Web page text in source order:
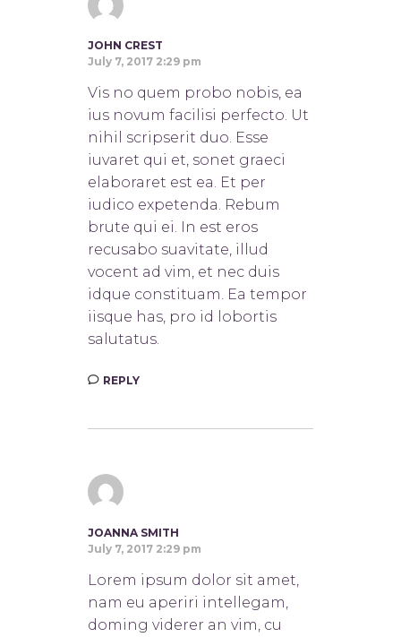
JOHN CREST
July 7, 2017 2:29 pm
Vis no quem probo nobis, ea
ius novum facilisi perfecto. Ut
nihil scripserit duo. Esse
iuvaret qui et, sonet graeci
elaboraret est ea. Et per
iudico expetenda. Rebum
brute qui ei. In est eros
recusabo suavitate, illud
vocent ad vim, et nec duis
idque constituam. Ea tempor
iisque has, pro id lobortis
salutatus.
REPLY
JOANNA SMITH
July 7, 2017 2:29 pm
Lorem ipsum dolor sit amet,
nam eu aperiri intellegam,
doming viderer an vim, cu